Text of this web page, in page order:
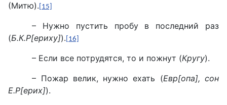
(Митю). [15]
– Нужно пустить пробу в последний раз
(Б.К.Р[ериху]). [16]
– Если все потрудятся, то и пожнут (Кругу).
– Пожар велик, нужно ехать (Евр[опа], сон
Е.Р[ерих]).